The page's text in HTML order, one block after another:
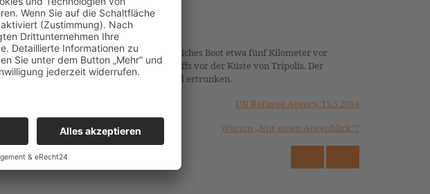
und Äthiopien, nachdem ihr seeuntaugliches Boot etwa fünf Kilometer vor
das Wrack eines weiteren Schiffs vor der Küste von Tripolis. Der
Passagiere – alle aus Somalia – sind ertrunken.
UN Refugee Agency, 13.5.2014
Warum „Nur einen Augenblick“?